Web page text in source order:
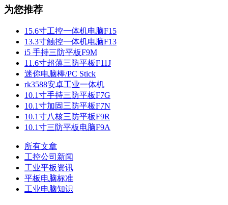
为您推荐
15.6寸工控一体机电脑F15
13.3寸触控一体机电脑F13
i5 手持三防平板F9M
11.6寸超薄三防平板F11J
迷你电脑棒/PC Stick
rk3588安卓工业一体机
10.1寸手持三防平板F7G
10.1寸加固三防平板F7N
10.1寸八核三防平板F9R
10.1寸三防平板电脑F9A
所有文章
工控公司新闻
工业平板资讯
平板电脑标准
工业电脑知识